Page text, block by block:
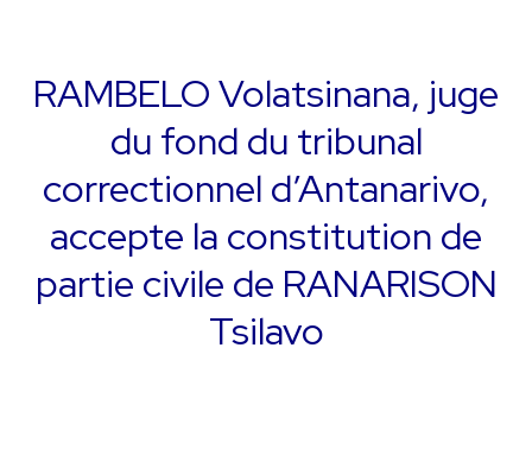
RAMBELO Volatsinana, juge
du fond du tribunal
correctionnel d’Antanarivo,
accepte la constitution de
partie civile de RANARISON
Tsilavo